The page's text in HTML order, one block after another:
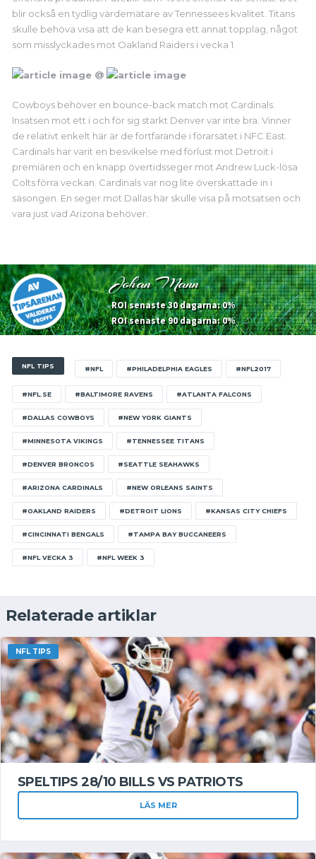
blir också en tydlig värdemätare av Tennessees kvalitet. Titans
skulle behöva visa att de kan besegra ett annat topplag, något
som misslyckades mot Oakland Raiders i vecka 1.
@
Cowboys behöver en bounce-back match mot Cardinals.
Insatsen mot ett i och för sig starkt Denver var inte bra. Vinner
de relativt enkelt här är de fortfarande i förarsätet i NFC East.
Cardinals har varit en besvikelse med förlust mot Detroit i
premiären och en knapp övertidsseger mot Andrew Luck-lösa
Colts förra veckan. Cardinals var nog lite överskattade in i
säsongen. En seger mot Dallas här skulle visa på motsatsen och
vara just vad Arizona behöver.
Johan Mann
ROI senaste 30 dagarna: 0%
ROI senaste 90 dagarna: 0%
NFL TIPS #NFL #PHILADELPHIA EAGLES #NFL2017
#NFL.SE #BALTIMORE RAVENS #ATLANTA FALCONS
#DALLAS COWBOYS #NEW YORK GIANTS
#MINNESOTA VIKINGS #TENNESSEE TITANS
#DENVER BRONCOS #SEATTLE SEAHAWKS
#ARIZONA CARDINALS #NEW ORLEANS SAINTS
#OAKLAND RAIDERS #DETROIT LIONS #KANSAS CITY CHIEFS
#CINCINNATI BENGALS #TAMPA BAY BUCCANEERS
#NFL VECKA 3 #NFL WEEK 3
Relaterade artiklar
NFL TIPS
SPELTIPS 28/10 BILLS VS PATRIOTS
LÄS MER